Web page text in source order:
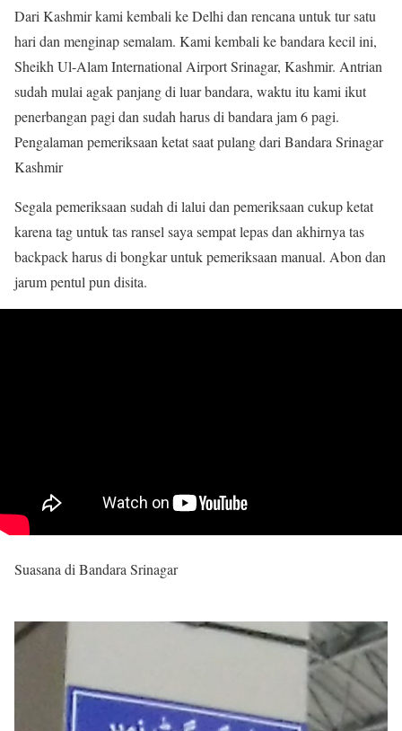
Dari Kashmir kami kembali ke Delhi dan rencana untuk tur satu
hari dan menginap semalam. Kami kembali ke bandara kecil ini,
Sheikh Ul-Alam International Airport Srinagar, Kashmir. Antrian
sudah mulai agak panjang di luar bandara, waktu itu kami ikut
penerbangan pagi dan sudah harus di bandara jam 6 pagi.
Pengalaman pemeriksaan ketat saat pulang dari Bandara Srinagar
Kashmir
Segala pemeriksaan sudah di lalui dan pemeriksaan cukup ketat
karena tag untuk tas ransel saya sempat lepas dan akhirnya tas
backpack harus di bongkar untuk pemeriksaan manual. Abon dan
jarum pentul pun disita.
Suasana di Bandara Srinagar